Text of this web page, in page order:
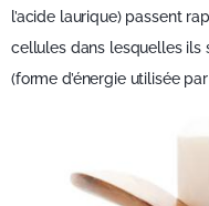
l’acide laurique) passent
cellules dans lesquelles ils
(forme d’énergie utilisée